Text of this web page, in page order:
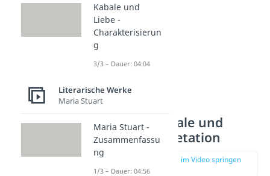
Epoche – Kabale und
Liebe Interpretation
zur Stelle im Video springen
(02:18)
Kabale und
Liebe -
Charakterisierun
g
3/3 – Dauer: 04:04
Literarische Werke
Maria Stuart
Maria Stuart -
Zusammenfassu
ng
1/3 – Dauer: 04:56